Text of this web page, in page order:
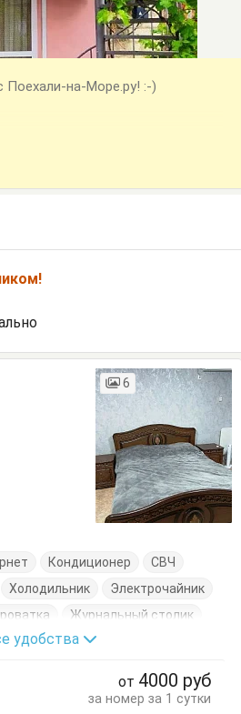
Поехали-на-Море.ру! :-)
6
Кондиционер
СВЧ
Холодильник
Электрочайник
Журнальный столик
Пуфик Стол
Стулья
удобства
от 4000 руб
за номер за 1 сутки